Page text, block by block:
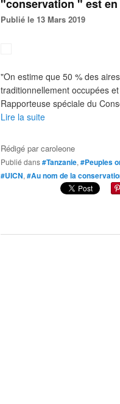
"conservation " est
Publié le 13 Mars 2019
"On estime que 50 % des
traditionnellement occupées
Rapporteuse spéciale du
Lire la suite
Rédigé parcaroleone
Publié dans#Tanzanie, #Peuples
#UICN, #Au nom de la